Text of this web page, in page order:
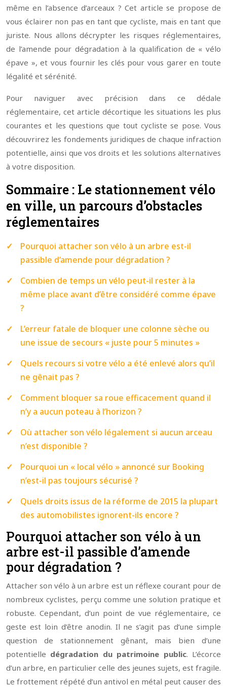
même en l’absence d’arceaux ? Cet article se propose de
vous éclairer non pas en tant que cycliste, mais en tant que
juriste. Nous allons décrypter les risques réglementaires,
de l’amende pour dégradation à la qualification de « vélo
épave », et vous fournir les clés pour vous garer en toute
légalité et sérénité.
Pour naviguer avec précision dans ce dédale
réglementaire, cet article décortique les situations les plus
courantes et les questions que tout cycliste se pose. Vous
découvrirez les fondements juridiques de chaque infraction
potentielle, ainsi que vos droits et les solutions alternatives
à votre disposition.
Sommaire : Le stationnement vélo
en ville, un parcours d’obstacles
réglementaires
Pourquoi attacher son vélo à un arbre est-il
passible d’amende pour dégradation ?
Combien de temps un vélo peut-il rester à la
même place avant d’être considéré comme épave
?
L’erreur fatale de bloquer une colonne sèche ou
une issue de secours « juste pour 5 minutes »
Quels recours si votre vélo a été enlevé alors qu’il
ne gênait pas ?
Comment bloquer sa roue efficacement quand il
n’y a aucun poteau à l’horizon ?
Où attacher son vélo légalement si aucun arceau
n’est disponible ?
Pourquoi un « local vélo » annoncé sur Booking
n’est-il pas toujours sécurisé ?
Quels droits issus de la réforme de 2015 la plupart
des automobilistes ignorent-ils encore ?
Pourquoi attacher son vélo à un
arbre est-il passible d’amende
pour dégradation ?
Attacher son vélo à un arbre est un réflexe courant pour de
nombreux cyclistes, perçu comme une solution pratique et
robuste. Cependant, d’un point de vue réglementaire, ce
geste est loin d’être anodin. Il ne s’agit pas d’une simple
question de stationnement gênant, mais bien d’une
potentielle dégradation du patrimoine public. L’écorce
d’un arbre, en particulier celle des jeunes sujets, est fragile.
Le frottement répété d’un antivol en métal peut causer des